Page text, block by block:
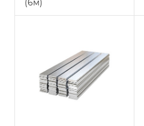
(6м)